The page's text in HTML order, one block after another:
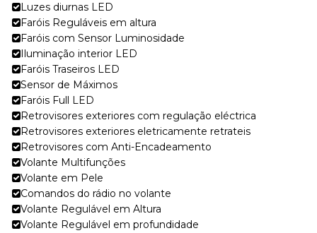
Luzes diurnas LED
Faróis Reguláveis em altura
Faróis com Sensor Luminosidade
Iluminação interior LED
Faróis Traseiros LED
Sensor de Máximos
Faróis Full LED
Retrovisores exteriores com regulação eléctrica
Retrovisores exteriores eletricamente retrateis
Retrovisores com Anti-Encadeamento
Volante Multifunções
Volante em Pele
Comandos do rádio no volante
Volante Regulável em Altura
Volante Regulável em profundidade